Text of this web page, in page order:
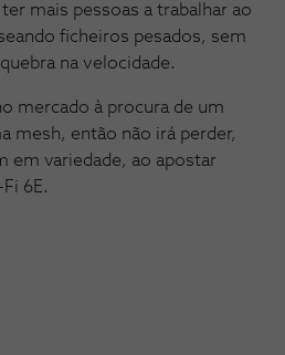
mais pessoas a trabalhar ao
ficheiros pesados, sem
na velocidade.
mercado à procura de um
mesh, então não irá perder,
em variedade, ao apostar
6E.